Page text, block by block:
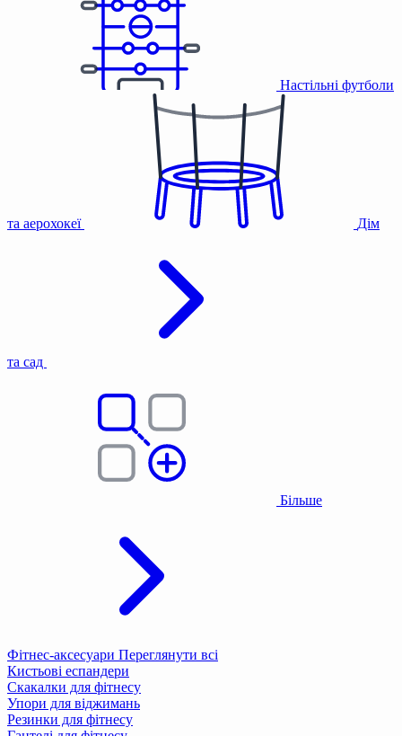
Настільні футболи
та аерохокеї Дім
та сад
Більше
Фітнес-аксесуари Переглянути всі
Кистьові еспандери
Скакалки для фітнесу
Упори для віджимань
Резинки для фітнесу